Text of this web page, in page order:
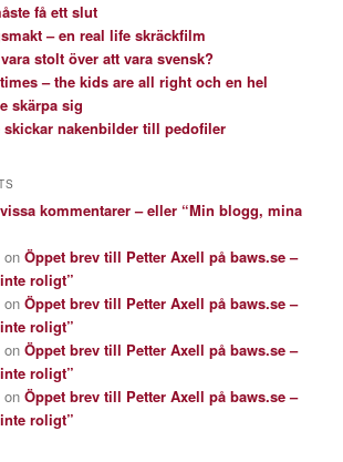
få ett slut
– en real life skräckfilm
stolt över att vara svensk?
– the kids are all right och en hel
skärpa sig
skickar nakenbilder till pedofiler
kommentarer – eller “Min blogg, mina
onÖppet brev till Petter Axell på baws.se –
roligt”
onÖppet brev till Petter Axell på baws.se –
roligt”
onÖppet brev till Petter Axell på baws.se –
roligt”
onÖppet brev till Petter Axell på baws.se –
roligt”